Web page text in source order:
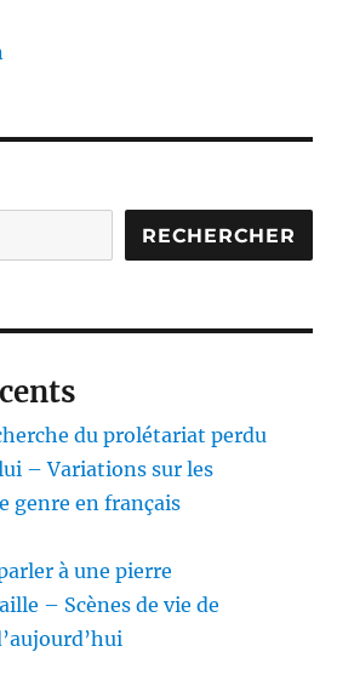
RECHERCHER
du prolétariat perdu
– Variations sur les
genre en français
à une pierre
– Scènes de vie de